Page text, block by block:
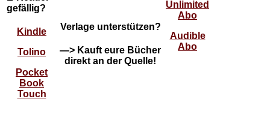
gefällig?
Kindle
Tolino
Pocket
Book
Touch
Verlage unterstützen?
—> Kauft eure Bücher
direkt an der Quelle!
Unlimited
Abo
Audible
Abo